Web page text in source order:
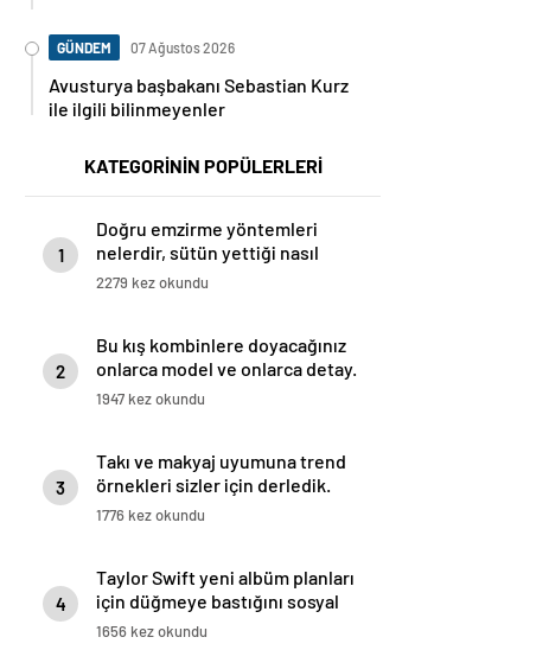
GÜNDEM 07 Ağustos 2026
Avusturya başbakanı Sebastian Kurz
ile ilgili bilinmeyenler
KATEGORİNİN POPÜLERLERİ
1
Doğru emzirme yöntemleri
nelerdir, sütün yettiği nasıl
anlaşılır?
2279 kez okundu
2
Bu kış kombinlere doyacağınız
onlarca model ve onlarca detay.
1947 kez okundu
3
Takı ve makyaj uyumuna trend
örnekleri sizler için derledik.
1776 kez okundu
4
Taylor Swift yeni albüm planları
için düğmeye bastığını sosyal
medyadan duyurdu!
1656 kez okundu